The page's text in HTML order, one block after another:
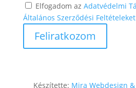
Elfogadom az Adatvédelmi
Általános Szerződési Feltételeket
Készítette: Mira Webdesign